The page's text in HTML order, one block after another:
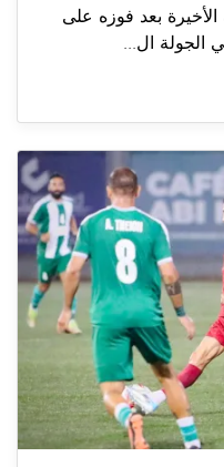
بعد فوزه على